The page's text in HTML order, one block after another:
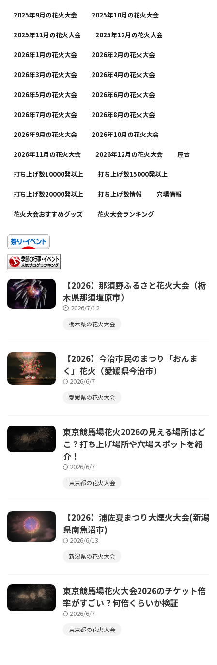
2025年9月の花火大会 2025年10月の花火大会
2025年11月の花火大会 2025年12月の花火大会
2026年1月の花火大会 2026年2月の花火大会
2026年3月の花火大会 2026年4月の花火大会
2026年5月の花火大会 2026年6月の花火大会
2026年7月の花火大会 2026年8月の花火大会
2026年9月の花火大会 2026年10月の花火大会
2026年11月の花火大会 2026年12月の花火大会 屋台
打ち上げ数10000発以上 打ち上げ数15000発以上
打ち上げ数20000発以上 打ち上げ数情報 穴場情報
花火大会おすすめグッズ 花火大会ランキング
【2026】那須野ふるさと花火大会（栃
木県那須塩原市）
2026/7/12
栃木県の花火大会
【2026】今治市民のまつり「おんま
く」花火（愛媛県今治市）
2026/6/7
愛媛県の花火大会
東京競馬場花火2026の見える場所はど
こ？打ち上げ場所や穴場スポットを紹
介！
2026/6/7
東京都の花火大会
【2026】浦佐夏まつり大煙火大会(新潟
県南魚沼市)
2026/6/13
新潟県の花火大会
東京競馬場花火大会2026のチケット倍
率がすごい？何倍くらいか検証
2026/6/7
東京都の花火大会